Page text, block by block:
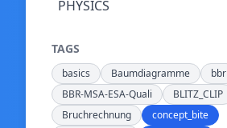
PHYSICS
TAGS
basics Baumdiagramme
bbr
BBR-MSA-ESA-Quali
BLITZ_CLIP
Bruchrechnung
concept_bite